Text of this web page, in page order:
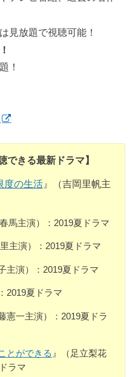
見放題で視聴可能！
！
できる最新ドラマ】
度の生活』（吉岡里帆主
馬主演）：2019夏ドラマ
主演）：2019夏ドラマ
主演）：2019夏ドラマ
2019夏ドラマ
憲一主演）：2019夏ドラ
とができる 』（足立梨花
ラマ